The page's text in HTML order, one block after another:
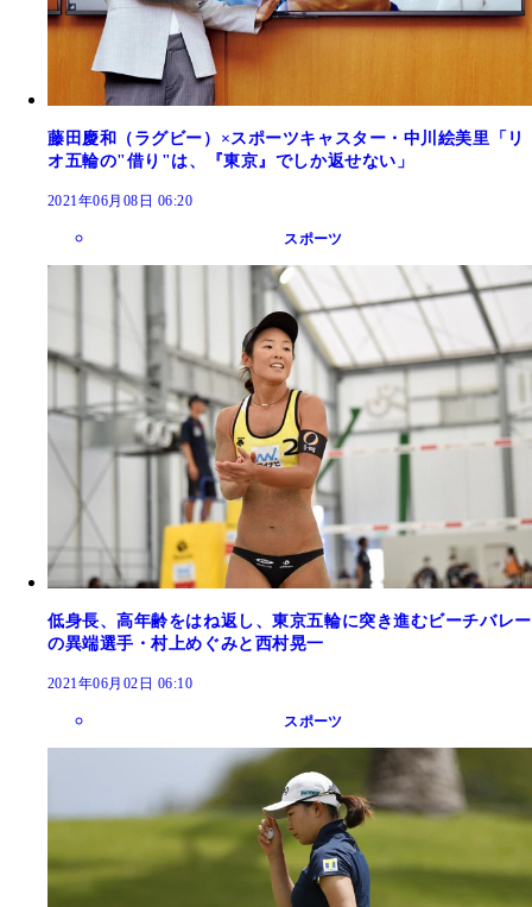
藤田慶和（ラグビー）×スポーツキャスター・中川絵美里「リ
オ五輪の"借り"は、『東京』でしか返せない」
2021年06月08日 06:20
スポーツ
低身長、高年齢をはね返し、東京五輪に突き進むビーチバレー
の異端選手・村上めぐみと西村晃一
2021年06月02日 06:10
スポーツ